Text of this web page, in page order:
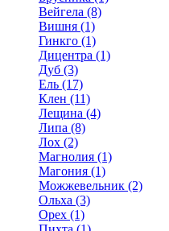
Вейгела (8)
Вишня (1)
Гинкго (1)
Дицентра (1)
Дуб (3)
Ель (17)
Клен (11)
Лещина (4)
Липа (8)
Лох (2)
Магнолия (1)
Магония (1)
Можжевельник (2)
Ольха (3)
Орех (1)